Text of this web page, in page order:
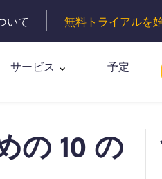
いて 無料トライアルを
サービス 予定
の 10 の